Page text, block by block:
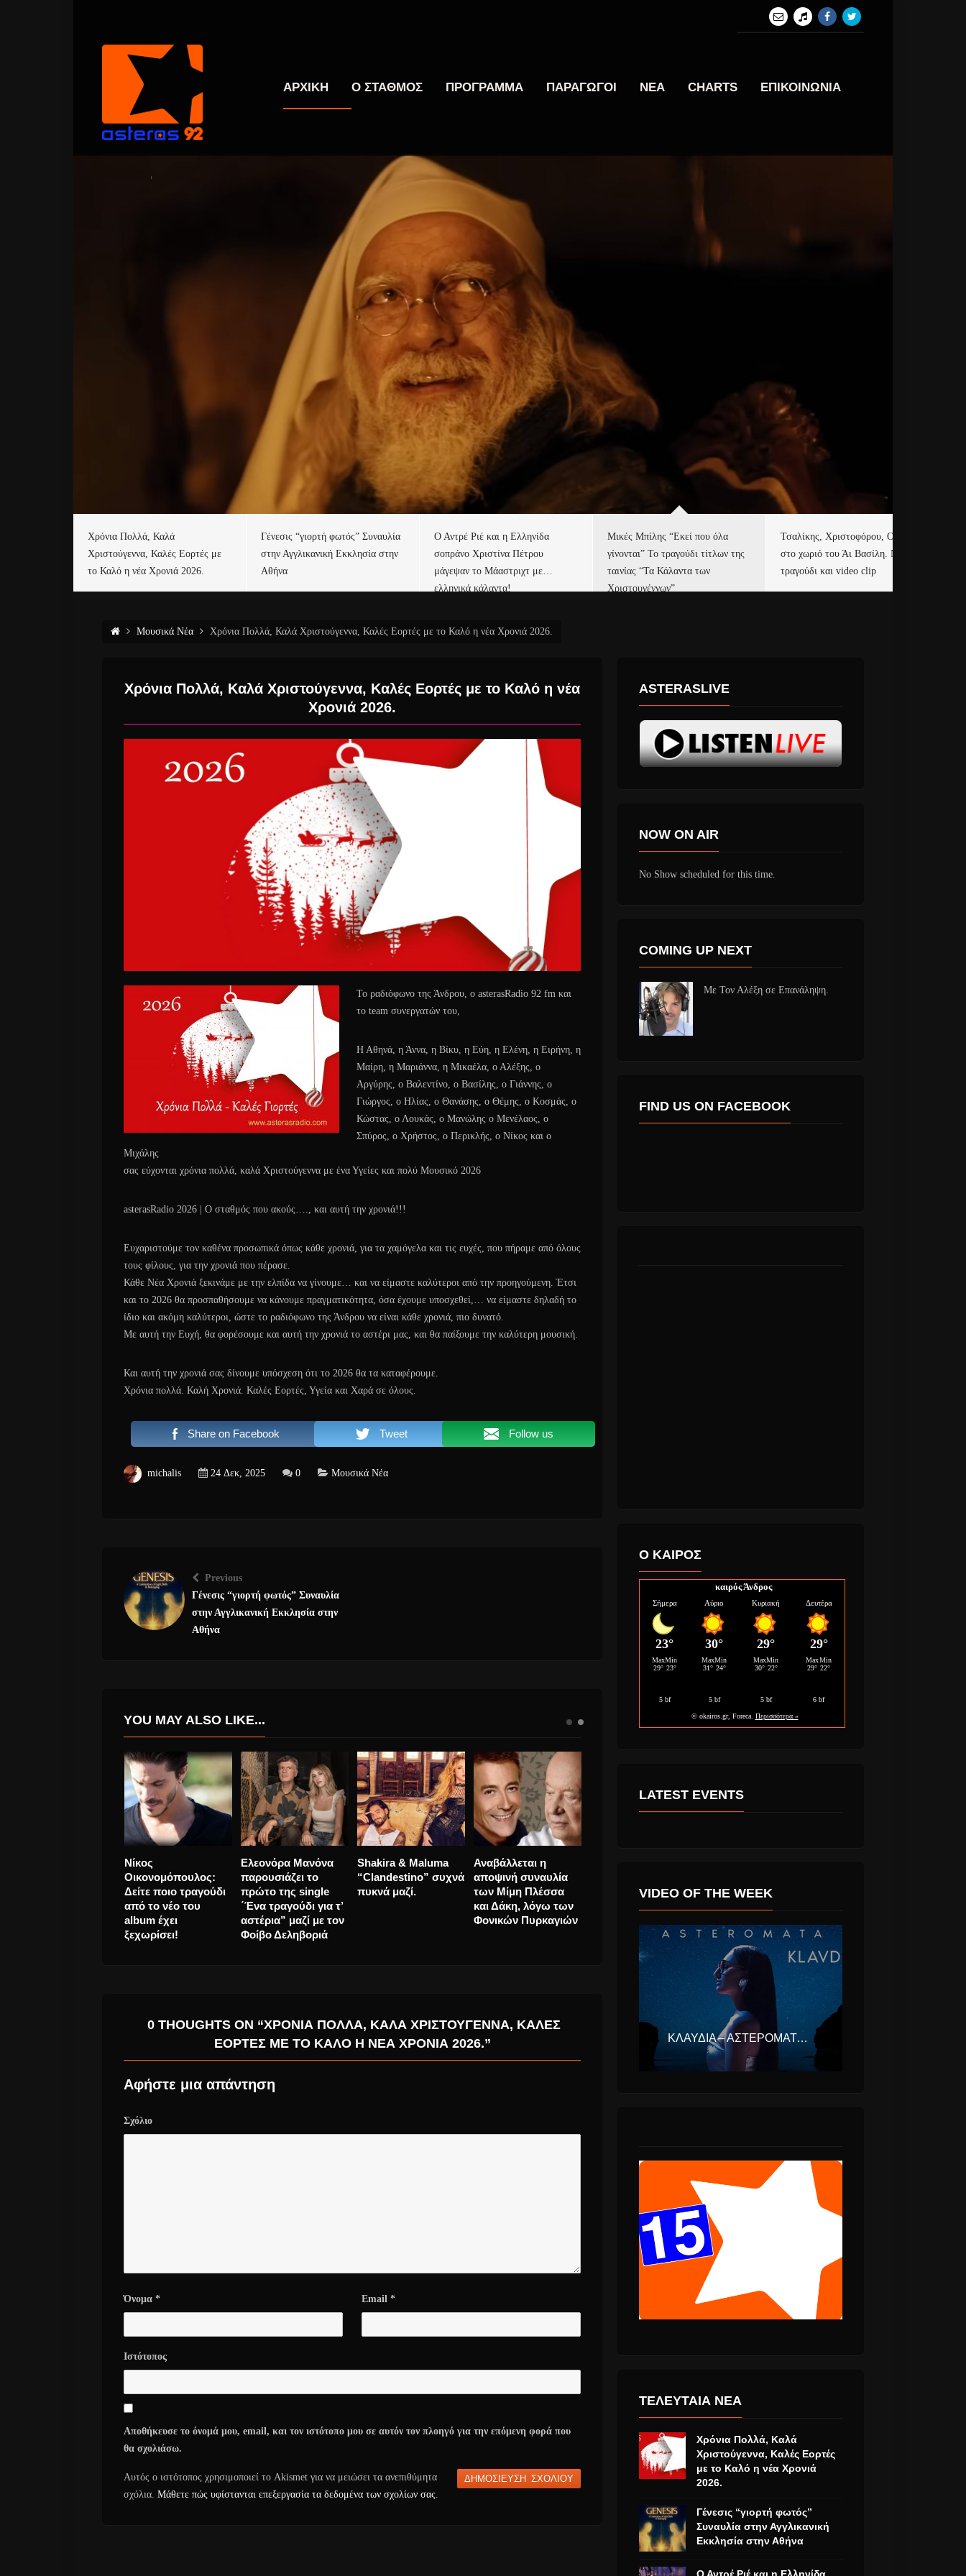
ΑΡΧΙΚΗ Ο ΣΤΑΘΜΟΣ ΠΡΟΓΡΑΜΜΑ ΠΑΡΑΓΩΓΟΙ ΝΕΑ CHARTS ΕΠΙΚΟΙΝΩΝΙΑ
Χρόνια Πολλά, Καλά
Χριστούγεννα, Καλές Εορτές με
το Καλό η νέα Χρονιά 2026.
Γένεσις “γιορτή φωτός” Συναυλία
στην Αγγλικανική Εκκλησία στην
Αθήνα
Ο Αντρέ Ριέ και η Ελληνίδα
σοπράνο Χριστίνα Πέτρου
μάγεψαν το Μάαστριχτ με…
ελληνικά κάλαντα!
Μικές Μπίλης “Εκεί που όλα
γίνονται” Το τραγούδι τίτλων της
ταινίας “Τα Κάλαντα των
Χριστουγέννων”
Τσαλίκης, Χριστοφόρου, ONE
στο χωριό του Άι Βασίλη. Νέο
τραγούδι και video clip
Μουσικά Νέα Χρόνια Πολλά, Καλά Χριστούγεννα, Καλές Εορτές με το Καλό η νέα Χρονιά 2026.
Χρόνια Πολλά, Καλά Χριστούγεννα, Καλές Εορτές με το Καλό η νέα
Χρονιά 2026.
Το ραδιόφωνο της Άνδρου, ο asterasRadio 92 fm και
το team συνεργατών του,
Η Αθηνά, η Άννα, η Βίκυ, η Εύη, η Ελένη, η Ειρήνη, η
Μαίρη, η Μαριάννα, η Μικαέλα, ο Αλέξης, ο
Αργύρης, ο Βαλεντίνο, ο Βασίλης, ο Γιάννης, ο
Γιώργος, ο Ηλίας, ο Θανάσης, ο Θέμης, ο Κοσμάς, ο
Κώστας, ο Λουκάς, ο Μανώλης ο Μενέλαος, ο
Σπύρος, ο Χρήστος, ο Περικλής, ο Νίκος και ο
Μιχάλης
σας εύχονται χρόνια πολλά, καλά Χριστούγεννα με ένα Υγείες και πολύ Μουσικό 2026
asterasRadio 2026 | Ο σταθμός που ακούς…., και αυτή την χρονιά!!!
Ευχαριστούμε τον καθένα προσωπικά όπως κάθε χρονιά, για τα χαμόγελα και τις ευχές, που πήραμε από όλους
τους φίλους, για την χρονιά που πέρασε.
Κάθε Νέα Χρονιά ξεκινάμε με την ελπίδα να γίνουμε… και να είμαστε καλύτεροι από την προηγούμενη. Έτσι
και το 2026 θα προσπαθήσουμε να κάνουμε πραγματικότητα, όσα έχουμε υποσχεθεί,… να είμαστε δηλαδή το
ίδιο και ακόμη καλύτεροι, ώστε το ραδιόφωνο της Άνδρου να είναι κάθε χρονιά, πιο δυνατό.
Με αυτή την Ευχή, θα φορέσουμε και αυτή την χρονιά το αστέρι μας, και θα παίξουμε την καλύτερη μουσική.
Και αυτή την χρονιά σας δίνουμε υπόσχεση ότι το 2026 θα τα καταφέρουμε.
Χρόνια πολλά. Καλή Χρονιά. Καλές Εορτές, Υγεία και Χαρά σε όλους.
Share on Facebook Tweet Follow us
michalis 24 Δεκ, 2025 0 Μουσικά Νέα
Previous
Γένεσις “γιορτή φωτός” Συναυλία
στην Αγγλικανική Εκκλησία στην
Αθήνα
YOU MAY ALSO LIKE...
Camilo “Mis Manos”
νέο άλμπουμ.
Νίκος
Οικονομόπουλος “Ο
Χαρακτήρας” του
αποκτά video Clip
Νίκος
Οικονομόπουλος:
Δείτε ποιο τραγούδι
Ελεονόρα Μανόνα
παρουσιάζει το
πρώτο της single
΄Ένα τραγούδι για τ’
αστέρια” μαζί με τον
πυκνά μαζί.
των Μίμη Πλέσσα
0 THOUGHTS ON “ΧΡΌΝΙΑ ΠΟΛΛΆ, ΚΑΛΆ ΧΡΙΣΤΟΎΓΕΝΝΑ, ΚΑΛΈΣ
ΕΟΡΤΈΣ ΜΕ ΤΟ ΚΑΛΌ Η ΝΈΑ ΧΡΟΝΙΆ 2026.”
Αφήστε μια απάντηση
Σχόλιο
Όνομα * Email *
Ιστότοπος
Αποθήκευσε το όνομά μου, email, και τον ιστότοπο μου σε αυτόν τον πλοηγό για την επόμενη φορά που
θα σχολιάσω.
Αυτός ο ιστότοπος χρησιμοποιεί το Akismet για να μειώσει τα ανεπιθύμητα
σχόλια. Μάθετε πώς υφίστανται επεξεργασία τα δεδομένα των σχολίων σας.
ASTERASLIVE
NOW ON AIR
No Show scheduled for this time.
COMING UP NEXT
Με Τον Αλέξη σε Επανάληψη.
FIND US ON FACEBOOK
Ο ΚΑΙΡΟΣ
καιρός Άνδρος
LATEST EVENTS
VIDEO OF THE WEEK
ΚΛΑΥΔΊΑ – ΑΣΤΕΡΟΜΆΤΑ (EUROVISION ΕΛΛΆΔΑ 2025)
ΤΕΛΕΥΤΑΙΑ ΝΕΑ
Χρόνια Πολλά, Καλά
Χριστούγεννα, Καλές Εορτές
με το Καλό η νέα Χρονιά
2026.
Γένεσις “γιορτή φωτός”
Συναυλία στην Αγγλικανική
Εκκλησία στην Αθήνα